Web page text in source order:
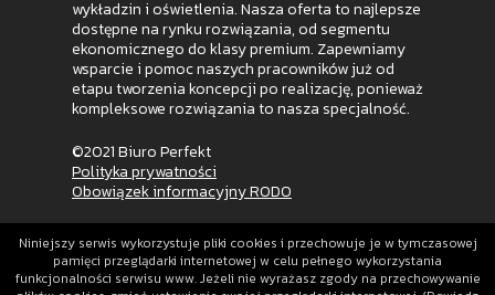
wykładzin i oświetlenia. Nasza oferta to najlepsze
dostępne na rynku rozwiązania, od segmentu
ekonomicznego do klasy premium. Zapewniamy
wsparcie i pomoc naszych pracowników już od
etapu tworzenia koncepcji po realizację, ponieważ
kompleksowe rozwiązania to nasza specjalność.
©2021 Biuro Perfekt
Polityka prywatności
Obowiązek informacyjny RODO
Niniejszy serwis wykorzystuje pliki cookies i przechowuje je w tymczasowej
pamięci przeglądarki internetowej w celu pełnego wykorzystania
funkcjonalności serwisu www. Jeżeli nie wyrażasz zgody na przechowywanie